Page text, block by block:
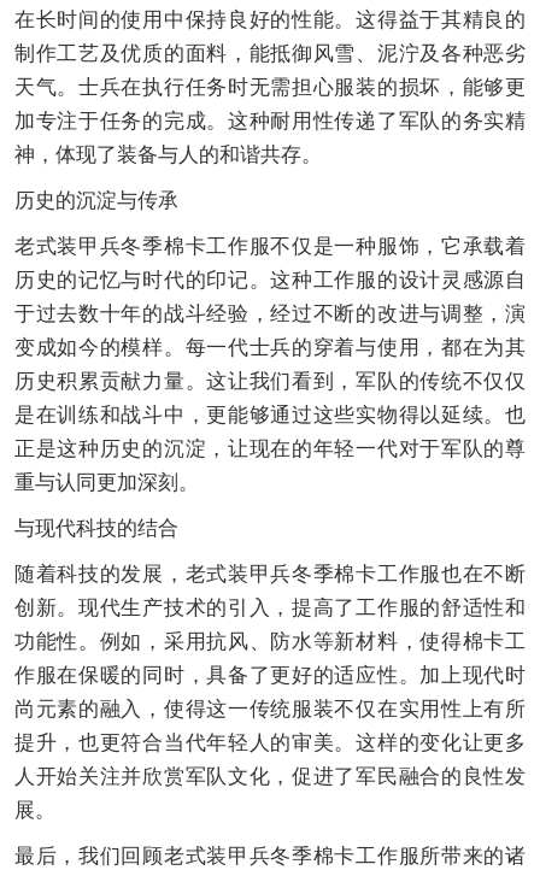
在长时间的使用中保持良好的性能。这得益于其精良的
制作工艺及优质的面料，能抵御风雪、泥泞及各种恶劣
天气。士兵在执行任务时无需担心服装的损坏，能够更
加专注于任务的完成。这种耐用性传递了军队的务实精
神，体现了装备与人的和谐共存。
历史的沉淀与传承
老式装甲兵冬季棉卡工作服不仅是一种服饰，它承载着
历史的记忆与时代的印记。这种工作服的设计灵感源自
于过去数十年的战斗经验，经过不断的改进与调整，演
变成如今的模样。每一代士兵的穿着与使用，都在为其
历史积累贡献力量。这让我们看到，军队的传统不仅仅
是在训练和战斗中，更能够通过这些实物得以延续。也
正是这种历史的沉淀，让现在的年轻一代对于军队的尊
重与认同更加深刻。
与现代科技的结合
随着科技的发展，老式装甲兵冬季棉卡工作服也在不断
创新。现代生产技术的引入，提高了工作服的舒适性和
功能性。例如，采用抗风、防水等新材料，使得棉卡工
作服在保暖的同时，具备了更好的适应性。加上现代时
尚元素的融入，使得这一传统服装不仅在实用性上有所
提升，也更符合当代年轻人的审美。这样的变化让更多
人开始关注并欣赏军队文化，促进了军民融合的良性发
展。
最后，我们回顾老式装甲兵冬季棉卡工作服所带来的诸